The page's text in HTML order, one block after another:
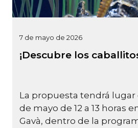
7 de mayo de 2026
¡Descubre los
La propuesta tendrá lugar
de mayo de 12 a 13 horas
Gavà, dentro de la